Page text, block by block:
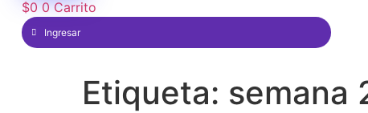
$0 0 Carrito
Ingresar
Etiqueta: semana